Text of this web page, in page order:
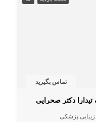
تماس بگیرید
دکتر صحرایی
پزشکی